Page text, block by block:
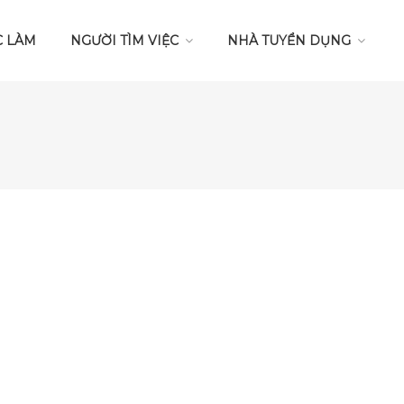
LÀM NGƯỜI TÌM VIỆC NHÀ TUYỂN DỤNG